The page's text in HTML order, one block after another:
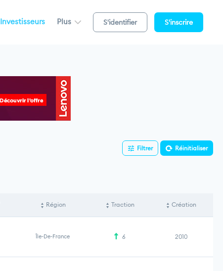
Investisseurs Plus S'identifier S'inscrire
Filtrer Réinitialiser
Région Traction Création
Île-De-France 6 2010